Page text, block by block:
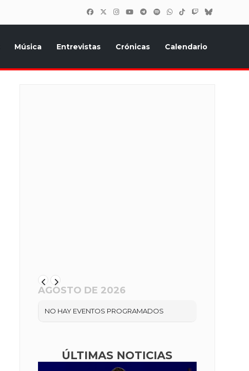
Música Entrevistas Crónicas Calendario
AGOSTO DE 2026
NO HAY EVENTOS PROGRAMADOS
ÚLTIMAS NOTICIAS